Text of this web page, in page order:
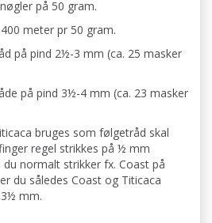
på 50 gram.
meter pr 50 gram.
på pind 2½-3 mm (ca. 25 masker
på pind 3½-4 mm (ca. 23 masker
bruges som følgetråd skal
regel strikkes på ½ mm
du normalt strikker fx. Coast på
du således Coast og Titicaca
mm.